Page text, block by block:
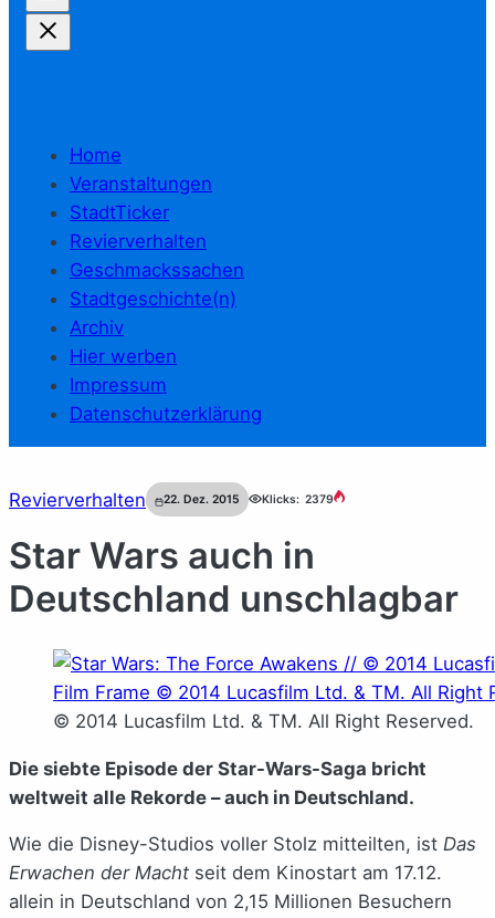
Home
Veranstaltungen
StadtTicker
Revierverhalten
Geschmackssachen
Stadtgeschichte(n)
Archiv
Hier werben
Impressum
Datenschutzerklärung
Revierverhalten 22. Dez. 2015 Klicks: 2379
Star Wars auch in
Deutschland unschlagbar
© 2014 Lucasfilm Ltd. & TM. All Right Reserved.
Die siebte Episode der Star-Wars-Saga bricht
weltweit alle Rekorde – auch in Deutschland.
Wie die Disney-Studios voller Stolz mitteilten, ist Das
Erwachen der Macht seit dem Kinostart am 17.12.
allein in Deutschland von 2,15 Millionen Besuchern